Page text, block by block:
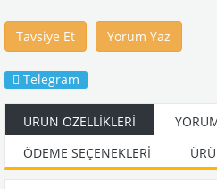
Tavsiye Et Yorum Yaz
Telegram
ÜRÜN ÖZELLIKLERI
ÖDEME SEÇENEKLERI